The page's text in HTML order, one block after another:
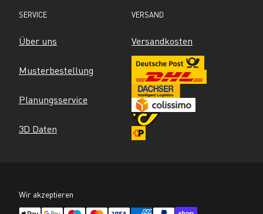
SERVICE
Über uns
Musterbestellung
Planungsservice
3D Daten
VERSAND
Versandkosten
Wir akzeptieren